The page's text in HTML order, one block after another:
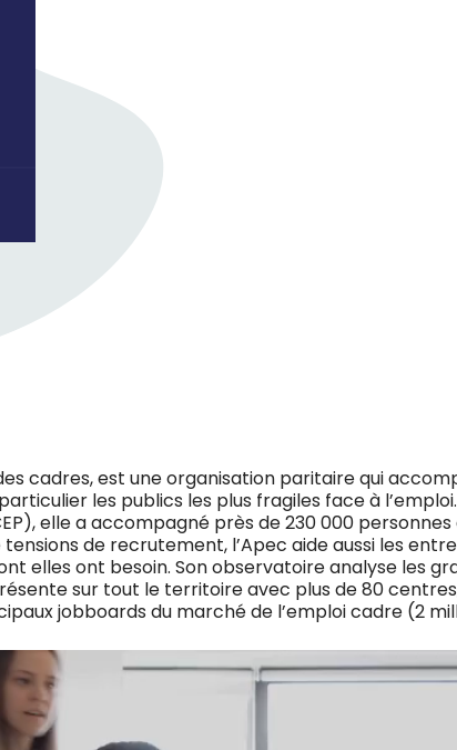
cadres, est une organisation paritaire qui
les publics les plus fragiles face à
elle a accompagné près de 230 000
tensions de recrutement, l’Apec aide aussi les
elles ont besoin. Son observatoire analyse les
sur tout le territoire avec plus de 80
jobboards du marché de l’emploi cadre (2